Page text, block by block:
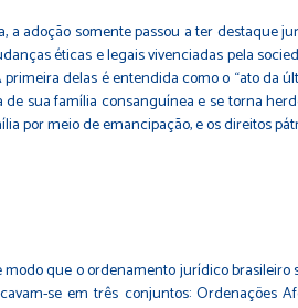
a adoção somente passou a ter destaque
éticas e legais vivenciadas pela
delas é entendida como o “ato da
sua família consanguínea e se torna
por meio de emancipação, e os direitos
que o ordenamento jurídico
se em três conjuntos: Ordenações